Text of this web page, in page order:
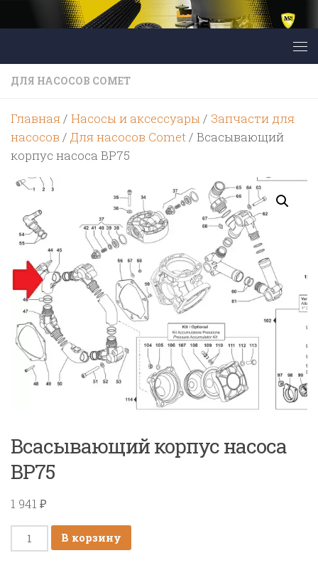
Перейти к содержимому
ДЛЯ НАСОСОВ COMET
Главная/ Насосы и аксессуары/ Запчасти для
насосов / Для насосов Comet/ Всасывающий
корпус насоса BP75
Всасывающий корпус насоса
BP75
1 941 ₽
Количество
товара
В корзину